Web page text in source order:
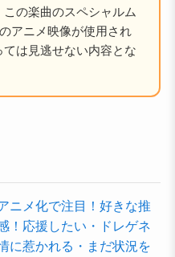
の楽曲のスペシャルム
アニメ映像が使用され
は見逃せない内容とな
ニメ化で注目！好きな推
！応援したい・ドレゲネ
に惹かれる・まだ状況を